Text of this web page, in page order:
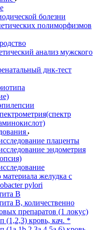
болезни
полиморфизмов
анализ мужского
днк-тест
плаценты
эндометрия
материала желудка с
pylori
B
B, количественно
препаратов (1 локус)
(1,2,3) кровь, кач. *